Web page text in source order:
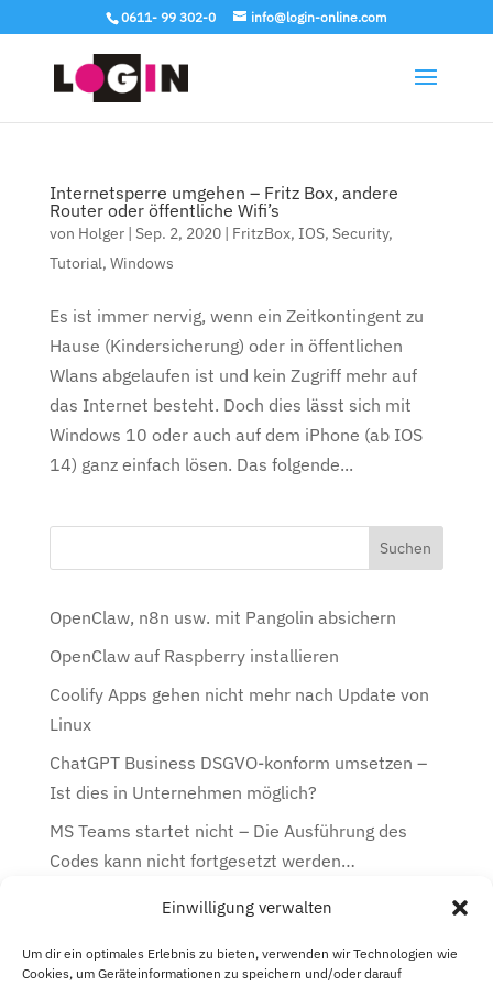
Einwilligung verwalten
Um dir ein optimales Erlebnis zu bieten, verwenden wir Technologien wie
Cookies, um Geräteinformationen zu speichern und/oder darauf
0611- 99 302-0 info@login-online.com
Internetsperre umgehen – Fritz Box, andere
Router oder öffentliche Wifi’s
von Holger| Sep. 2, 2020| FritzBox, IOS, Security,
Tutorial, Windows
Es ist immer nervig, wenn ein Zeitkontingent zu
Hause (Kindersicherung) oder in öffentlichen
Wlans abgelaufen ist und kein Zugriff mehr auf
das Internet besteht. Doch dies lässt sich mit
Windows 10 oder auch auf dem iPhone (ab IOS
14) ganz einfach lösen. Das folgende...
OpenClaw, n8n usw. mit Pangolin absichern
OpenClaw auf Raspberry installieren
Coolify Apps gehen nicht mehr nach Update von
Linux
ChatGPT Business DSGVO-konform umsetzen –
Ist dies in Unternehmen möglich?
MS Teams startet nicht – Die Ausführung des
Codes kann nicht fortgesetzt werden…
Kategorien